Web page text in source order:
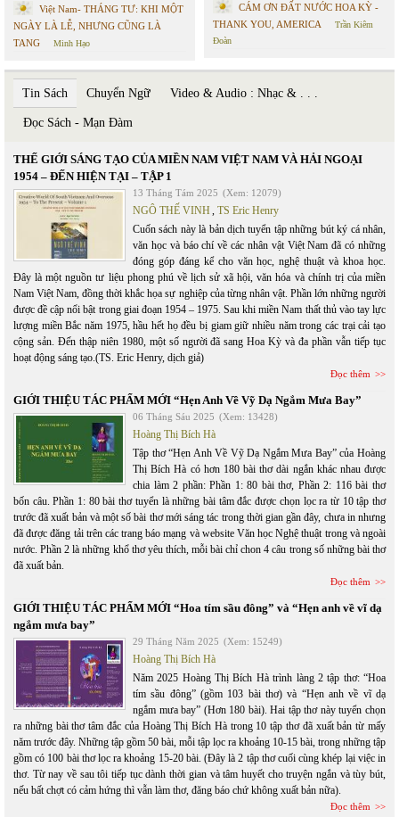
Việt Nam- THÁNG TƯ: KHI MỘT
NGÀY LÀ LỄ, NHƯNG CŨNG LÀ
TANG
Minh Hạo
CÁM ƠN ĐẤT NƯỚC HOA KỲ -
THANK YOU, AMERICA
Trần Kiêm
Đoàn
Tin Sách Chuyển Ngữ Video & Audio : Nhạc & . . .
Đọc Sách - Mạn Đàm
THẾ GIỚI SÁNG TẠO CỦA MIỀN NAM VIỆT NAM VÀ HẢI NGOẠI
1954 – ĐẾN HIỆN TẠI – TẬP 1
13 Tháng Tám 2025 (Xem: 12079)
NGÔ THẾ VINH, TS Eric Henry
Cuốn sách này là bản dịch tuyển tập những bút ký cá nhân,
văn học và báo chí về các nhân vật Việt Nam đã có những
đóng góp đáng kể cho văn học, nghệ thuật và khoa học.
Đây là một nguồn tư liệu phong phú về lịch sử xã hội, văn hóa và chính trị của miền
Nam Việt Nam, đồng thời khắc họa sự nghiệp của từng nhân vật. Phần lớn những người
được đề cập nổi bật trong giai đoạn 1954 – 1975. Sau khi miền Nam thất thủ vào tay lực
lượng miền Bắc năm 1975, hầu hết họ đều bị giam giữ nhiều năm trong các trại cải tạo
cộng sản. Đến thập niên 1980, một số người đã sang Hoa Kỳ và đa phần vẫn tiếp tục
hoạt động sáng tạo.(TS. Eric Henry, dịch giả)
Đọc thêm
GIỚI THIỆU TÁC PHẨM MỚI “Hẹn Anh Về Vỹ Dạ Ngắm Mưa Bay”
06 Tháng Sáu 2025 (Xem: 13428)
Hoàng Thị Bích Hà
Tập thơ “Hẹn Anh Về Vỹ Dạ Ngắm Mưa Bay” của Hoàng
Thị Bích Hà có hơn 180 bài thơ dài ngắn khác nhau được
chia làm 2 phần: Phần 1: 80 bài thơ, Phần 2: 116 bài thơ
bốn câu. Phần 1: 80 bài thơ tuyển là những bài tâm đắc được chọn lọc ra từ 10 tập thơ
trước đã xuất bản và một số bài thơ mới sáng tác trong thời gian gần đây, chưa in nhưng
đã được đăng tải trên các trang báo mạng và website Văn học Nghệ thuật trong và ngoài
nước. Phần 2 là những khổ thơ yêu thích, mỗi bài chỉ chon 4 câu trong số những bài thơ
đã xuất bản.
Đọc thêm
GIỚI THIỆU TÁC PHẨM MỚI “Hoa tím sầu đông” và “Hẹn anh về vĩ dạ
ngắm mưa bay”
29 Tháng Năm 2025 (Xem: 15249)
Hoàng Thị Bích Hà
Năm 2025 Hoàng Thị Bích Hà trình làng 2 tập thơ: “Hoa
tím sầu đông” (gồm 103 bài thơ) và “Hẹn anh về vĩ dạ
ngắm mưa bay” (Hơn 180 bài). Hai tập thơ này tuyển chọn
ra những bài thơ tâm đắc của Hoàng Thị Bích Hà trong 10 tập thơ đã xuất bản từ mấy
năm trước đây. Những tập gồm 50 bài, mỗi tập lọc ra khoảng 10-15 bài, trong những tập
gồm có 100 bài thơ lọc ra khoảng 15-20 bài. (Đây là 2 tập thơ cuối cùng khép lại việc in
thơ. Từ nay về sau tôi tiếp tục dành thời gian và tâm huyết cho truyện ngắn và tùy bút,
nếu bất chợt có cảm hứng thì vẫn làm thơ, đăng báo chứ không xuất bản nữa).
Đọc thêm